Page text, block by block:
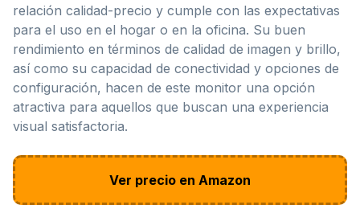
relación calidad-precio y cumple con las expectativas
para el uso en el hogar o en la oficina. Su buen
rendimiento en términos de calidad de imagen y brillo,
así como su capacidad de conectividad y opciones de
configuración, hacen de este monitor una opción
atractiva para aquellos que buscan una experiencia
visual satisfactoria.
Ver precio en Amazon